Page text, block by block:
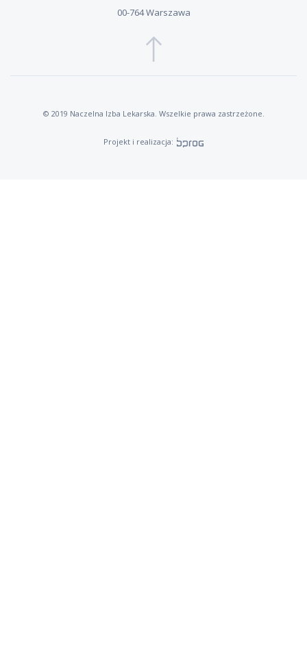
00-764 Warszawa
© 2019 Naczelna Izba Lekarska. Wszelkie prawa zastrzeżone.
Projekt i realizacja: